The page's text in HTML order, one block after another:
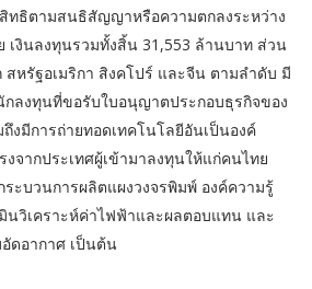
ทธิตามสนธิสัญญาหรือความตกลงระหว่าง
เงินลงทุนรวมทั้งสิ้น 31,553 ล้านบาท ส่วน
หรัฐอเมริกา สิงคโปร์ และจีน ตามลำดับ มี
กลงทุนที่ขอรับใบอนุญาตประกอบธุรกิจของ
งมีการถ่ายทอดเทคโนโลยีอันเป็นองค์
จากประเทศผู้เข้ามาลงทุนให้แก่คนไทย
ระบวนการผลิตแผงวงจรพิมพ์ องค์ความรู้
นวิเคราะห์ค่าไฟฟ้าและผลตอบแทน และ
ดอากาศ เป็นต้น